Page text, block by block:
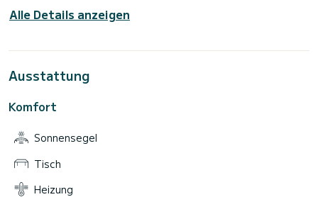
Alle Details anzeigen
Ausstattung
Komfort
Sonnensegel
Tisch
Heizung